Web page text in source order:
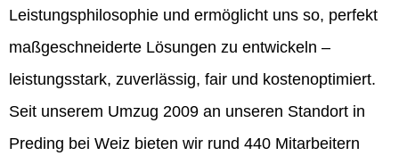
Leistungsphilosophie und ermöglicht uns so, perfekt
maßgeschneiderte Lösungen zu entwickeln –
leistungsstark, zuverlässig, fair und kostenoptimiert.
Seit unserem Umzug 2009 an unseren Standort in
Preding bei Weiz bieten wir rund 440 Mitarbeitern